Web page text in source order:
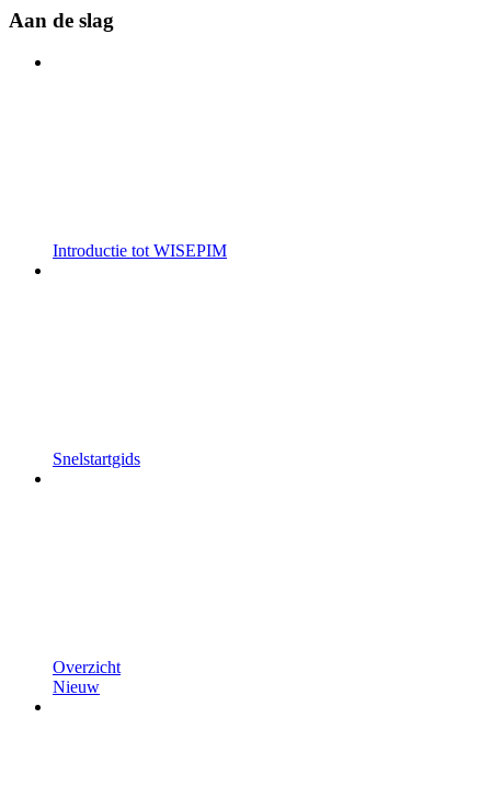
Aan de slag
Introductie tot WISEPIM
Snelstartgids
Overzicht
Nieuw